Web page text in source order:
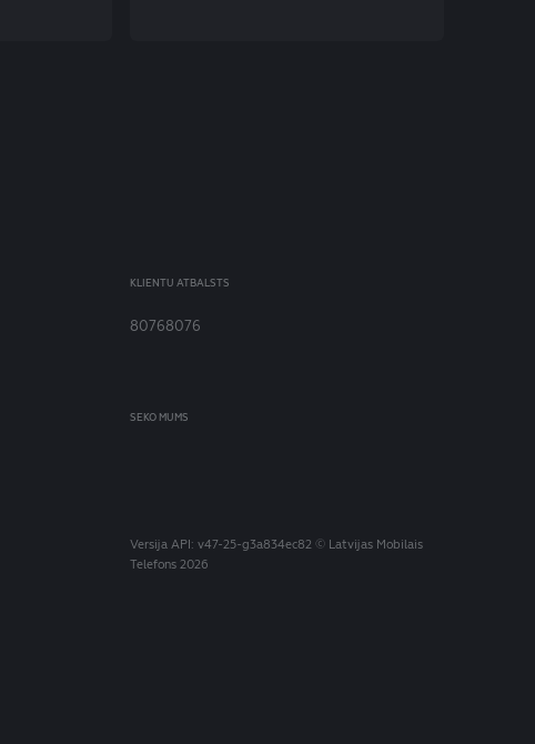
KLIENTU ATBALSTS
80768076
SEKO MUMS
Versija API: v47-25-g3a834ec82© Latvijas Mobilais
Telefons 2026